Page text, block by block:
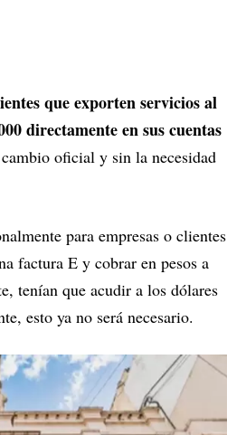
que exporten servicios al
directamente en sus cuentas
oficial y sin la necesidad
para empresas o clientes
factura E y cobrar en pesos a
tenían que acudir a los dólares
esto ya no será necesario.